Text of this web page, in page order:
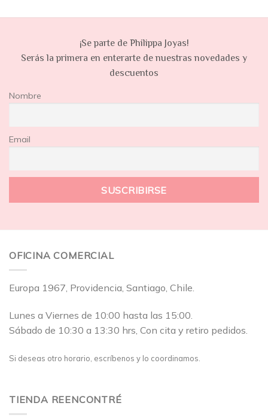
¡Se parte de Philippa Joyas!
Serás la primera en enterarte de nuestras novedades y
descuentos
Nombre
Email
OFICINA COMERCIAL
Europa 1967, Providencia, Santiago, Chile.
Lunes a Viernes de 10:00 hasta las 15:00.
Sábado de 10:30 a 13:30 hrs, Con cita y retiro pedidos.
Si deseas otro horario, escríbenos y lo coordinamos.
TIENDA REENCONTRÉ